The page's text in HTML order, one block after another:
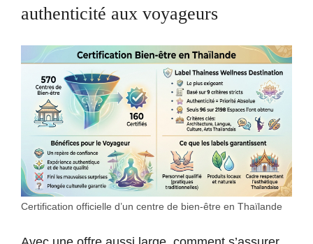
authenticité aux voyageurs
Certification officielle d’un centre de bien-être en Thaïlande